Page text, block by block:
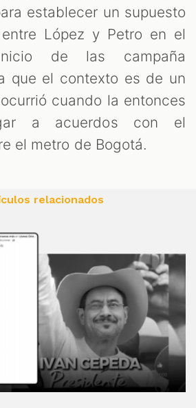
establecer un supuesto
López y Petro en el
de las campaña
que el contexto es de un
cuando la entonces
a acuerdos con el
el metro de Bogotá.
relacionados